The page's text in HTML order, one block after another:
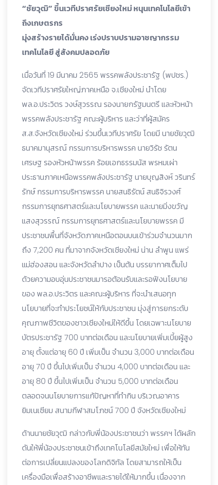
“ชัยวุฒิ” ขึ้นเวทีปราศรัยเชียงใหม่ หนุนเทคโนโลยีเข้า
ถึงเกษตรกร
มุ่งสร้างรายได้มั่นคง เร่งปราบปรามอาชญากรรม
เทคโนโลยี สู่สังคมปลอดภัย
เมื่อวันที่ 19 มีนาคม 2565 พรรคพลังประชารัฐ (พปชร.)
จัดเวทีปราศรัยใหญ่ภาคเหนือ จ.เชียงใหม่ นำโดย
พล.อ.ประวิตร วงษ์สุวรรณ รองนายกรัฐมนตรี และหัวหน้า
พรรคพลังประชารัฐ คณะผู้บริหาร และว่าที่ผู้สมัคร
ส.ส.จังหวัดเชียงใหม่ ร่วมขึ้นเวทีปราศรัย โดยมี นายชัยวุฒิ
ธนาคมานุสรณ์ กรรมการบริหารพรรค นายวิรัช รัตน
เศรษฐ รองหัวหน้าพรรค ร้อยเอกธรรมนัส พรหมเผ่า
ประธานภาคเหนือพรรคพลังประชารัฐ นายบุญสิงห์ วรินทร์
รักษ์ กรรมการบริหารพรรค นายสนธิรัตน์ สนธิจิรวงศ์
กรรมการยุทธศาสตร์และนโยบายพรรค และนายมิ่งขวัญ
แสงสุวรรณ์ กรรมการยุทธศาสตร์และนโยบายพรรค มี
ประชาชนพื้นที่จังหวัดภาคเหนือตอนบนเข้าร่วมจำนวนมาก
ถึง 7,200 คน ที่มาจากจังหวัดเชียงใหม่ น่าน ลำพูน แพร่
แม่ฮ่องสอน และจังหวัดลำปาง เป็นต้น บรรยากาศเต็มไป
ด้วยความอบอุ่นประชาชนมารอต้อนรับและรอฟังนโยบาย
ของ พล.อ.ประวิตร และคณะผู้บริหาร ที่จะนำเสนอทุก
นโยบายที่จะทำประโยชน์ให้กับประชาชน มุ่งสู่การยกระดับ
คุณภาพชีวิตของชาวเชียงใหม่ให้ดีขึ้น โดยเฉพาะนโยบาย
บัตรประชารัฐ 700 บาทต่อเดือน และนโยบายเพิ่มเบี้ยผู้สูง
อายุ ตั้งแต่อายุ 60 ปี เพิ่มเป็น จำนวน 3,000 บาทต่อเดือน
อายุ 70 ปี ขึ้นไปเพิ่มเป็น จำนวน 4,000 บาทต่อเดือน และ
อายุ 80 ปี ขึ้นไปเพิ่มเป็น จำนวน 5,000 บาทต่อเดือน
ตลอดจนนโยบายการแก้ปัญหาที่ทำกิน บริเวณอาคาร
ยิมเนเซียม สนามกีฬาสมโภชน์ 700 ปี จังหวัดเชียงใหม่
ด้านนายชัยวุฒิ กล่าวกับพี่น้องประชาชนว่า พรรคฯ ได้ผลัก
ดันให้พี่น้องประชาชนเข้าถึงเทคโนโลยีสมัยใหม่ เพื่อให้ทัน
ต่อการเปลี่ยนแปลงของโลกดิจิทัล โดยสามารถให้เป็น
เครื่องมือเพื่อสร้างอาชีพและรายได้ให้มากขึ้น เนื่องจาก